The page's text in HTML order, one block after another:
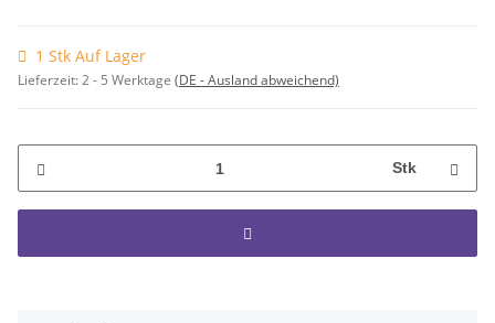
1 Stk Auf Lager
Lieferzeit:2 - 5 Werktage (DE - Ausland abweichend)
Stk